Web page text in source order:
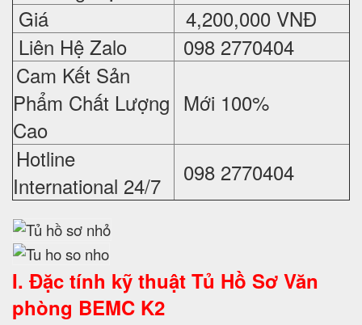
Giá
4,200,000 VNĐ
Liên Hệ Zalo
098 2770404
Cam Kết Sản
Phẩm Chất Lượng
Cao
Mới 100%
Hotline
International 24/7
098 2770404
I. Đặc tính kỹ thuật Tủ Hồ Sơ Văn
phòng BEMC K2